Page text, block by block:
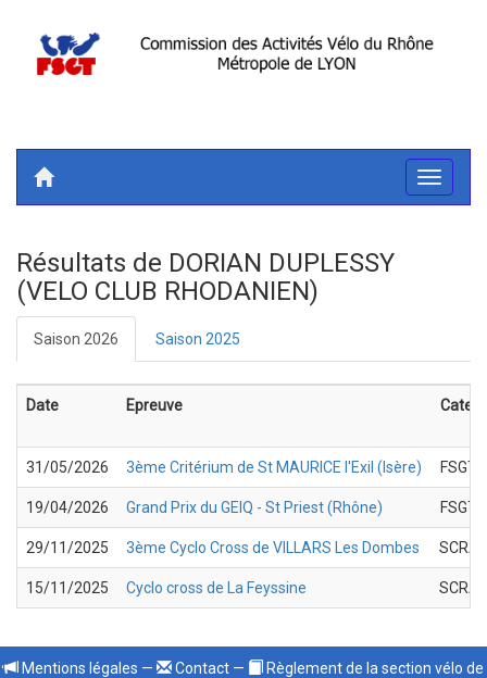
Toggle
Résultats de DORIAN DUPLESSY
(VELO CLUB RHODANIEN)
Saison 2026 Saison 2025
Date Epreuve
31/05/2026 3ème Critérium de St MAURICE l'Exil (Isère) FSGT
19/04/2026 Grand Prix du GEIQ - St Priest (Rhône) FSGT
29/11/2025 3ème Cyclo Cross de VILLARS Les Dombes
15/11/2025 Cyclo cross de La Feyssine
Mentions légales — Contact —
Règlement de la section vélo de